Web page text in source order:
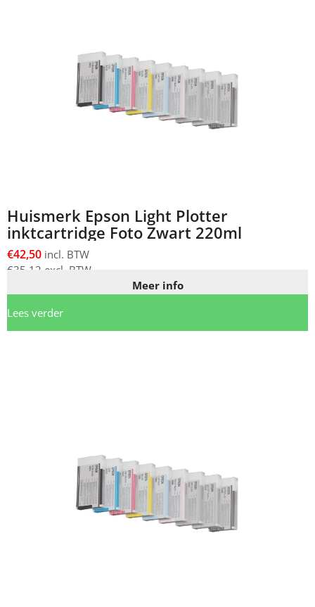
Huismerk Epson Light Plotter
inktcartridge Foto Zwart 220ml
€42,50 incl. BTW
€35,12 excl. BTW
Meer info
Lees verder